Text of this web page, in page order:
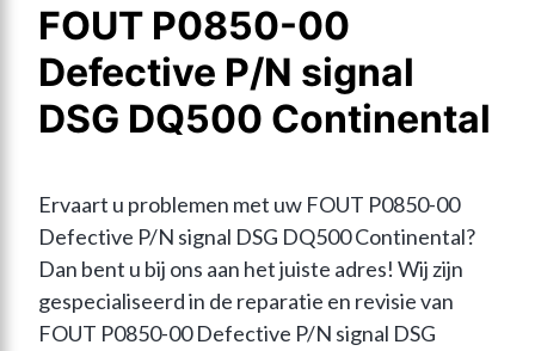
FOUT P0850-00
Defective P/N signal
DSG DQ500 Continental
Ervaart u problemen met uw FOUT P0850-00
Defective P/N signal DSG DQ500 Continental?
Dan bent u bij ons aan het juiste adres! Wij zijn
gespecialiseerd in de reparatie en revisie van
FOUT P0850-00 Defective P/N signal DSG